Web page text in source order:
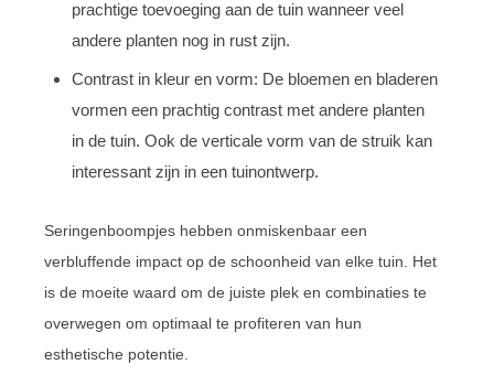
prachtige toevoeging aan de tuin wanneer veel
andere planten nog in rust zijn.
Contrast in kleur en vorm: De bloemen en bladeren
vormen een prachtig contrast met andere planten
in de tuin. Ook de verticale vorm van de struik kan
interessant zijn in een tuinontwerp.
Seringenboompjes hebben onmiskenbaar een
verbluffende impact op de schoonheid van elke tuin. Het
is de moeite waard om de juiste plek en combinaties te
overwegen om optimaal te profiteren van hun
esthetische potentie.